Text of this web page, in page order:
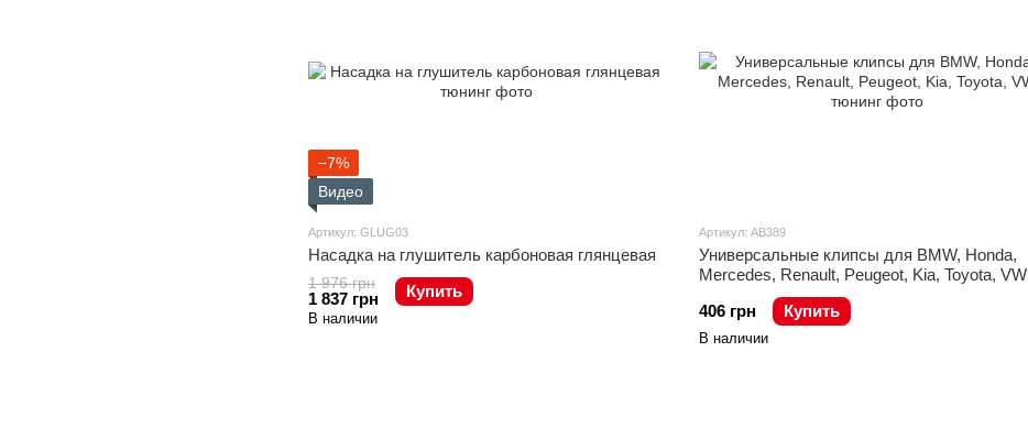
−7%
Видео
Артикул: GLUG03
Насадка на глушитель карбоновая глянцевая
1 976 грн
1 837 грн Купить
В наличии
Артикул: AB389
Универсальные клипсы для BMW, Honda,
Mercedes, Renault, Peugeot, Kia, Toyota, VW
406 грн
Купить
В наличии